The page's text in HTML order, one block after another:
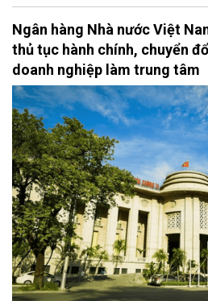
Ngân hàng Nhà nước Việt
thủ tục hành chính, chuyển
doanh nghiệp làm trung tâm